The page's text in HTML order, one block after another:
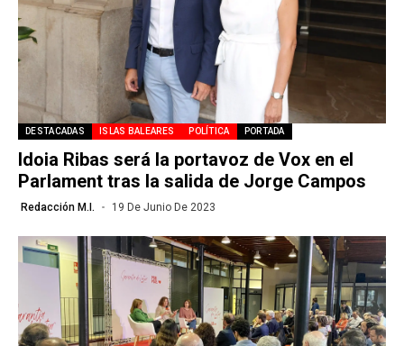
DESTACADAS ISLAS BALEARES POLÍTICA PORTADA
Idoia Ribas será la portavoz de Vox en el
Parlament tras la salida de Jorge Campos
Redacción M.I. 19 De Junio De 2023